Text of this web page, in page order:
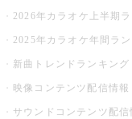
2026年カラオケ上半期
2025年カラオケ年間ラ
新曲トレンドランキング
映像コンテンツ配信情報
サウンドコンテンツ配信